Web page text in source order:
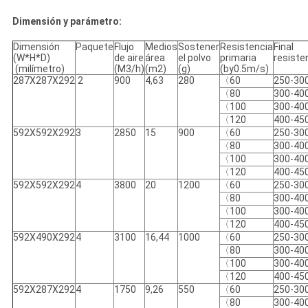
Dimensión y parámetro:
Dimensión
(W*H*D)
(milímetro)
Paquete Flujo
de aire
(M3/h)
Medios
área
(m2)
Sostener
el polvo
(g)
Resistencia
primaria
(by0.5m/s)
Final
287X287X292 2 900 4,63 280 〈60
250-
〈80
300-
〈100
300-
〈120
400-
592X592X2923 2850 15 900 〈60
250-
〈80
300-
〈100
300-
〈120
400-
592X592X2924 3800 20 1200 〈60
250-
〈80
300-
〈100
300-
〈120
400-
592X490X2924 3100 16,44 1000 〈60
250-
〈80
300-
〈100
300-
〈120
400-
592X287X2924 1750 9,26 550 〈60
250-
〈80
300-